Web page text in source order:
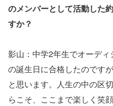
のメンバーとして活動した
すか？
影山：中学2年生でオーデ
の誕生日に合格したのです
と思います。人生の中の区
らこそ、ここまで楽しく笑